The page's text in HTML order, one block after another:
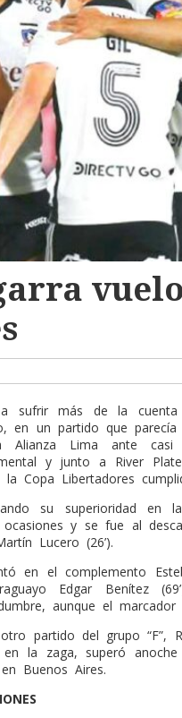
sufrir más de la cuenta
en un partido que
Alianza Lima ante
y junto a River
la Copa Libertadores
su superioridad
ocasiones y se fue al
Lucero (26’).
en el complemento
Edgar Benítez
aunque el
partido del grupo “F”,
en la zaga, superó
Buenos Aires.